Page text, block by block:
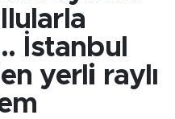
İstanbul
yerli raylı